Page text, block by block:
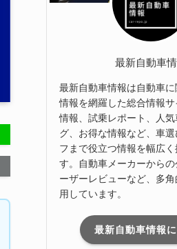
最新自動車
最新自動車情報は自動車
情報を網羅した総合情報
情報、試乗レポート、人
グ、お得な情報など、車
フまで役立つ情報を幅広
す。自動車メーカーから
ーザーレビューなど、多
用しています。
最新自動車情報